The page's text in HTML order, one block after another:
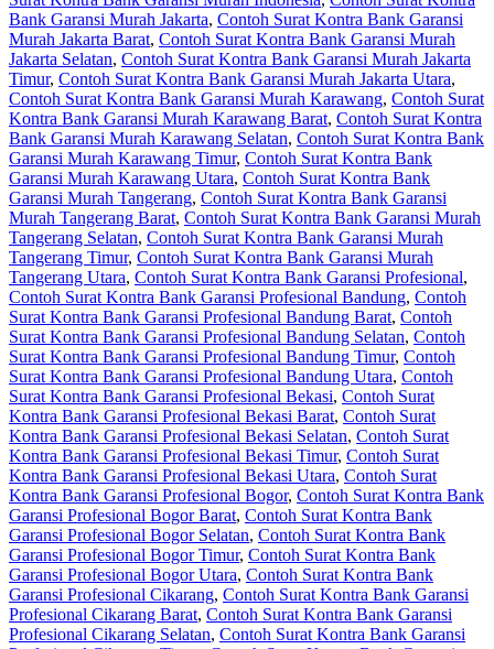
Bank Garansi Murah Jakarta, Contoh Surat Kontra Bank Garansi
Murah Jakarta Barat, Contoh Surat Kontra Bank Garansi Murah
Jakarta Selatan, Contoh Surat Kontra Bank Garansi Murah Jakarta
Timur, Contoh Surat Kontra Bank Garansi Murah Jakarta Utara,
Contoh Surat Kontra Bank Garansi Murah Karawang, Contoh Surat
Kontra Bank Garansi Murah Karawang Barat, Contoh Surat Kontra
Bank Garansi Murah Karawang Selatan, Contoh Surat Kontra Bank
Garansi Murah Karawang Timur, Contoh Surat Kontra Bank
Garansi Murah Karawang Utara, Contoh Surat Kontra Bank
Garansi Murah Tangerang, Contoh Surat Kontra Bank Garansi
Murah Tangerang Barat, Contoh Surat Kontra Bank Garansi Murah
Tangerang Selatan, Contoh Surat Kontra Bank Garansi Murah
Tangerang Timur, Contoh Surat Kontra Bank Garansi Murah
Tangerang Utara, Contoh Surat Kontra Bank Garansi Profesional,
Contoh Surat Kontra Bank Garansi Profesional Bandung, Contoh
Surat Kontra Bank Garansi Profesional Bandung Barat, Contoh
Surat Kontra Bank Garansi Profesional Bandung Selatan, Contoh
Surat Kontra Bank Garansi Profesional Bandung Timur, Contoh
Surat Kontra Bank Garansi Profesional Bandung Utara, Contoh
Surat Kontra Bank Garansi Profesional Bekasi, Contoh Surat
Kontra Bank Garansi Profesional Bekasi Barat, Contoh Surat
Kontra Bank Garansi Profesional Bekasi Selatan, Contoh Surat
Kontra Bank Garansi Profesional Bekasi Timur, Contoh Surat
Kontra Bank Garansi Profesional Bekasi Utara, Contoh Surat
Kontra Bank Garansi Profesional Bogor, Contoh Surat Kontra Bank
Garansi Profesional Bogor Barat, Contoh Surat Kontra Bank
Garansi Profesional Bogor Selatan, Contoh Surat Kontra Bank
Garansi Profesional Bogor Timur, Contoh Surat Kontra Bank
Garansi Profesional Bogor Utara, Contoh Surat Kontra Bank
Garansi Profesional Cikarang, Contoh Surat Kontra Bank Garansi
Profesional Cikarang Barat, Contoh Surat Kontra Bank Garansi
Profesional Cikarang Selatan, Contoh Surat Kontra Bank Garansi